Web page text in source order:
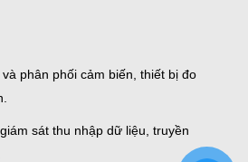
phân phối cảm biến, thiết bị đo
sát thu nhập dữ liệu, truyền